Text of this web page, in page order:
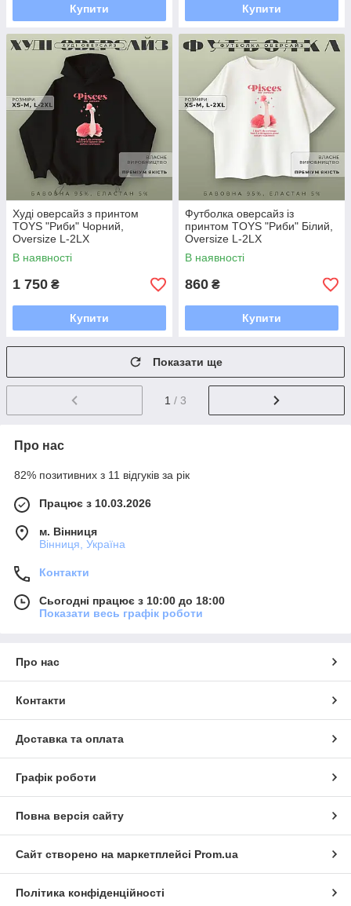
Купити Купити
Худі оверсайз з принтом
TOYS "Риби" Чорний,
Oversize L-2LX
В наявності
1 750 ₴
Купити
Футболка оверсайз із
принтом TOYS "Риби" Білий,
Oversize L-2LX
В наявності
860 ₴
Купити
Показати ще
1 / 3
Про нас
82% позитивних з 11 відгуків за рік
Працює з 10.03.2026
м. Вінниця
Вінниця, Україна
Контакти
Сьогодні працює з 10:00 до 18:00
Показати весь графік роботи
Про нас
Контакти
Доставка та оплата
Графік роботи
Повна версія сайту
Сайт створено на маркетплейсі Prom.ua
Політика конфіденційності